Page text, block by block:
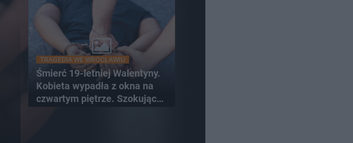
TRAGEDIA WE WROCŁAWIU
Śmierć 19-letniej Walentyny.
Kobieta wypadła z okna na
czwartym piętrze. Szokujące